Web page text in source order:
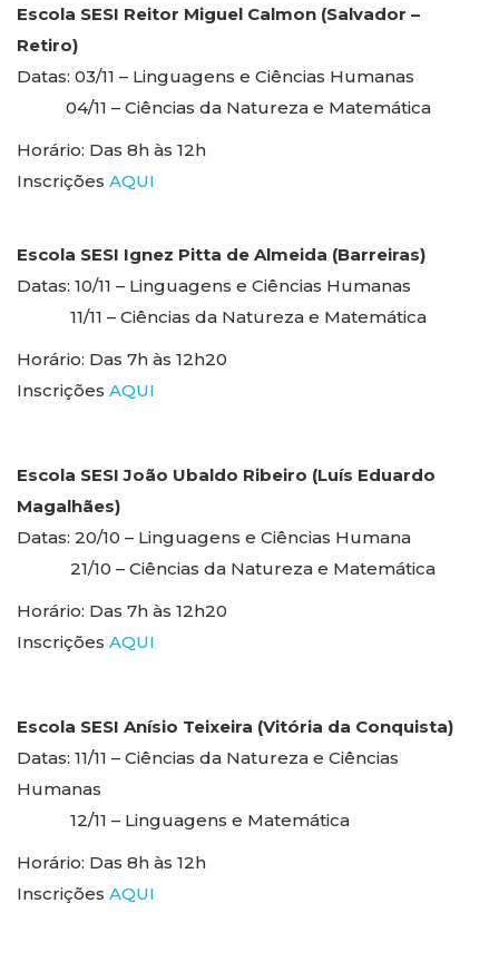
Escola SESI Reitor Miguel Calmon (Salvador –
Retiro)
Datas: 03/11 – Linguagens e Ciências Humanas
04/11 – Ciências da Natureza e Matemática
Horário: Das 8h às 12h
Inscrições AQUI
Escola SESI Ignez Pitta de Almeida (Barreiras)
Datas: 10/11 – Linguagens e Ciências Humanas
11/11 – Ciências da Natureza e Matemática
Horário: Das 7h às 12h20
Inscrições AQUI
Escola SESI João Ubaldo Ribeiro (Luís Eduardo
Magalhães)
Datas: 20/10 – Linguagens e Ciências Humana
21/10 – Ciências da Natureza e Matemática
Horário: Das 7h às 12h20
Inscrições AQUI
Escola SESI Anísio Teixeira (Vitória da Conquista)
Datas: 11/11 – Ciências da Natureza e Ciências
Humanas
12/11 – Linguagens e Matemática
Horário: Das 8h às 12h
Inscrições AQUI